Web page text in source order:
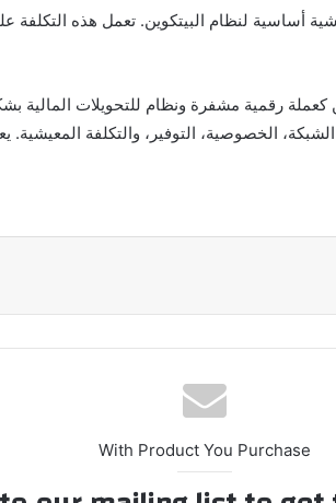
أساسية لنظام البيتكوين. تعمل هذه
رقمية مشفرة ونظام للتحويلات المالية
الخصوصية، التوفير، والتكلفة
With Product You Purchase